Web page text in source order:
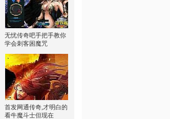
无忧传奇吧手把手教你
学会刺客困魔咒
首发网通传奇,才明白的
看牛魔斗士但现在